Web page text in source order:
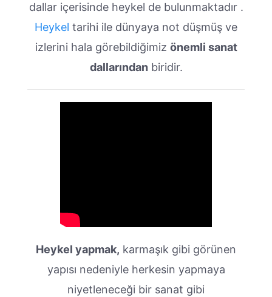
dallar içerisinde heykel de bulunmaktadır .
Heykel tarihi ile dünyaya not düşmüş ve
izlerini hala görebildiğimiz önemli sanat
dallarından biridir.
Heykel yapmak, karmaşık gibi görünen
yapısı nedeniyle herkesin yapmaya
niyetleneceği bir sanat gibi